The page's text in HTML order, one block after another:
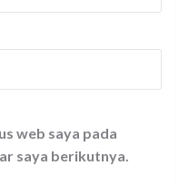
web saya pada
saya berikutnya.